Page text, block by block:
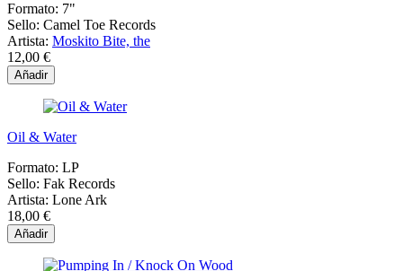
Formato: 7"
Sello: Camel Toe Records
Artista: Moskito Bite, the
12,00 €
Añadir
Oil & Water
Formato: LP
Sello: Fak Records
Artista: Lone Ark
18,00 €
Añadir